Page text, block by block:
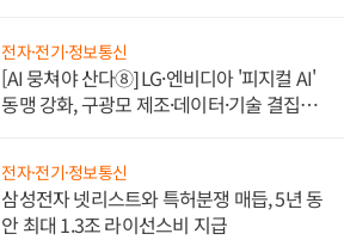
전자·전기·정보통신
[AI 뭉쳐야 산다⑧] LG·엔비디아 '피지컬 AI'
동맹 강화, 구광모 제조·데이터·기술 결집
전자·전기·정보통신
삼성전자 넷리스트와 특허분쟁 매듭, 5년 동
안 최대 1.3조 라이선스비 지급